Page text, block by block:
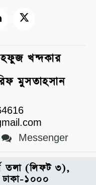
খন্দকার
মুসতাহসান
Messenger
তলা (লিফট ৩),
১০০০